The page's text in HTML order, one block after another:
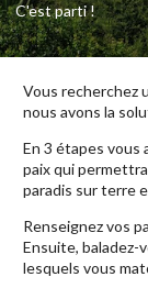
C'est parti !
Vous recherchez
nous avons la
En 3 étapes vous
paix qui
paradis sur terre
Renseignez vos
Ensuite, baladez-
lesquels vous